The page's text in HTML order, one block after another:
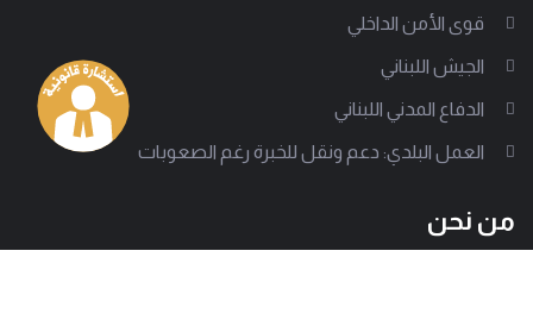
قوى الأمن الداخلي
الجيش اللبناني
الدفاع المدني اللبناني
العمل البلدي: دعم ونقل للخبرة رغم الصعوبات
من نحن